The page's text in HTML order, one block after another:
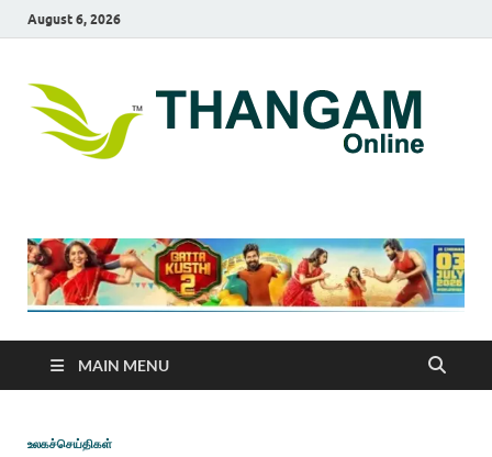
August 6, 2026
MAIN MENU
உலகச்செய்திகள்